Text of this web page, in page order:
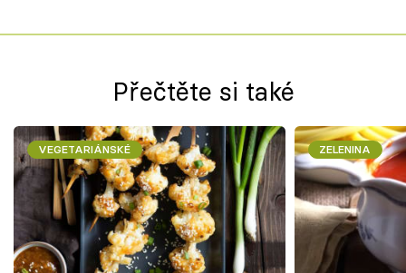
Přečtěte si také
VEGETARIÁNSKÉ ZELENINA